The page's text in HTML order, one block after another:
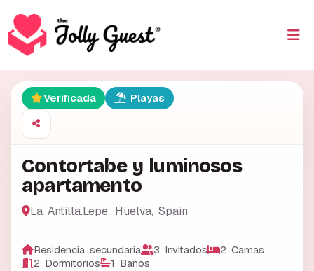
Verificada Playas
Contortabe y luminosos
apartamento
La Antilla.Lepe, Huelva, Spain
Residencia secundaria 3 Invitados
2 Camas
2 Dormitorios
1 Baños